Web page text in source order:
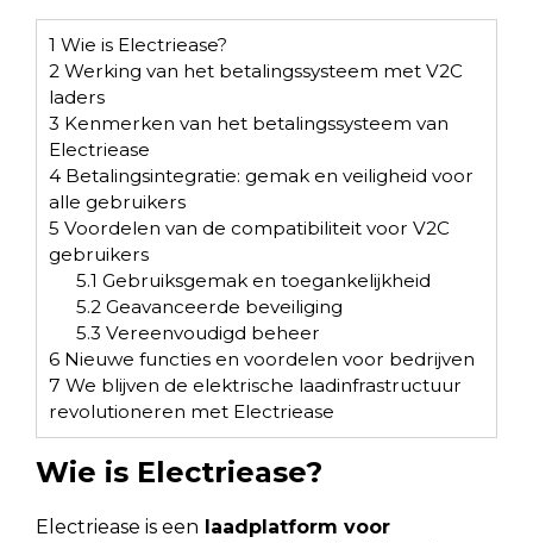
1 Wie is Electriease?
2 Werking van het betalingssysteem met V2C
laders
3 Kenmerken van het betalingssysteem van
Electriease
4 Betalingsintegratie: gemak en veiligheid voor
alle gebruikers
5 Voordelen van de compatibiliteit voor V2C
gebruikers
5.1 Gebruiksgemak en toegankelijkheid
5.2Geavanceerde beveiliging
5.3 Vereenvoudigd beheer
6 Nieuwe functies en voordelen voor bedrijven
7 We blijven de elektrische laadinfrastructuur
revolutioneren met Electriease
Wie is Electriease?
Electriease is een laadplatform voor